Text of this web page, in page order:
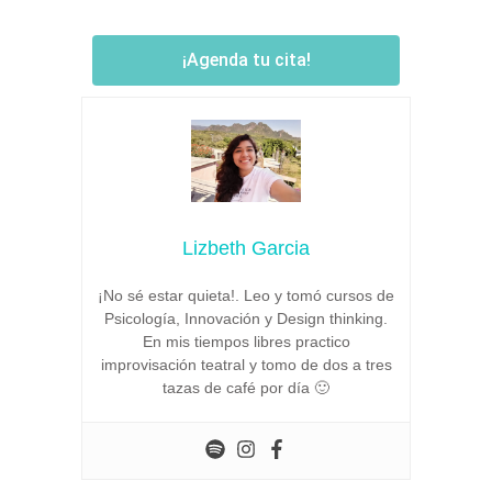
¡Agenda tu cita!
Lizbeth Garcia
¡No sé estar quieta!. Leo y tomó cursos de
Psicología, Innovación y Design thinking.
En mis tiempos libres practico
improvisación teatral y tomo de dos a tres
tazas de café por día 🙂